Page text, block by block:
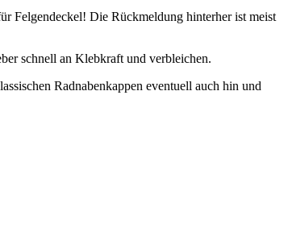
Felgendeckel! Die Rückmeldung hinterher ist meist
schnell an Klebkraft und verbleichen.
Radnabenkappen eventuell auch hin und